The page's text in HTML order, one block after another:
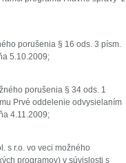
porušenia § 16 ods. 3 písm.
5.10.2009;
porušenia § 34 ods. 1
Prvé oddelenie odvysielaním
4.11.2009;
s r.o. vo veci možného
programov) v súvislosti s